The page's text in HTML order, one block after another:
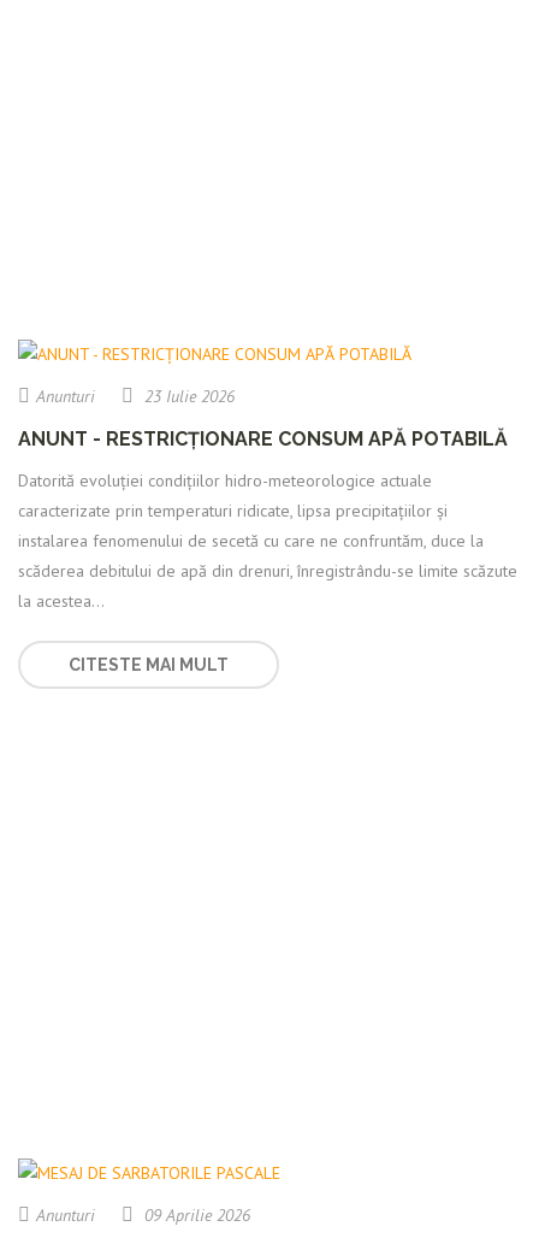
Anunturi 23 Iulie 2026
ANUNT - RESTRICȚIONARE CONSUM APĂ POTABILĂ
Datorită evoluției condițiilor hidro-meteorologice actuale
caracterizate prin temperaturi ridicate, lipsa precipitațiilor și
instalarea fenomenului de secetă cu care ne confruntăm, duce la
scăderea debitului de apă din drenuri, înregistrându-se limite scăzute
la acestea...
CITESTE MAI MULT
Anunturi 09 Aprilie 2026